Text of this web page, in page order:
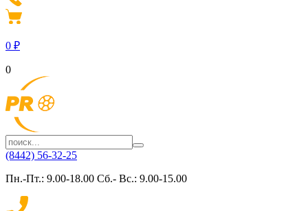
0 ₽
0
(8442) 56-32-25
Пн.-Пт.: 9.00-18.00 Сб.- Вс.: 9.00-15.00